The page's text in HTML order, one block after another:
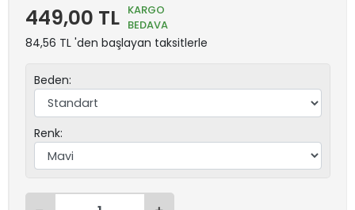
449,00 TL KARGO
BEDAVA
84,56 TL 'den başlayan taksitlerle
Beden:
Renk: